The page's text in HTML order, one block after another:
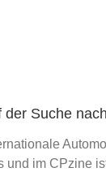
der Suche
und im CPzine